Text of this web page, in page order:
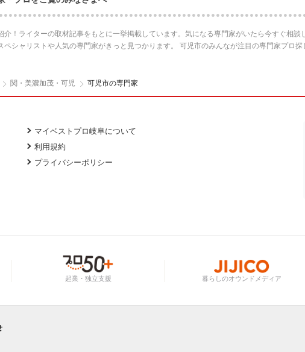
！ライターの取材記事をもとに一挙掲載しています。気になる専門家がいたら今すぐ相
シャリストや人気の専門家がきっと見つかります。 可児市のみんなが注目の専門家プロ探
関・美濃加茂・可児 可児市の専門家
マイベストプロ岐阜について
利用規約
プライバシーポリシー
起業・独立支援 暮らしのオウンドメディア